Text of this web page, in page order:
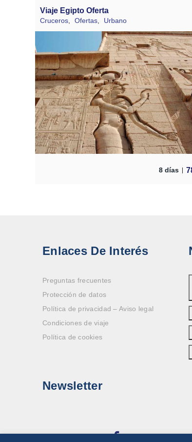
Viaje Egipto Oferta
Cruceros Ofertas Urbano
8 días
Enlaces De Interés
Preguntas frecuentes
Protección de datos
Política de privacidad – Aviso legal
Condiciones de viaje
Política de cookies
Newsletter